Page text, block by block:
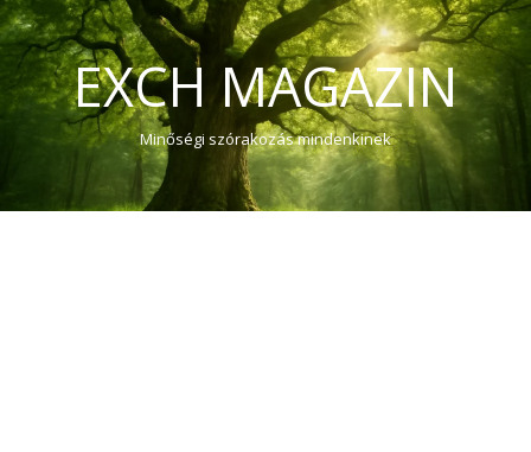
EXCH MAGAZIN
Minőségi szórakozás mindenkinek